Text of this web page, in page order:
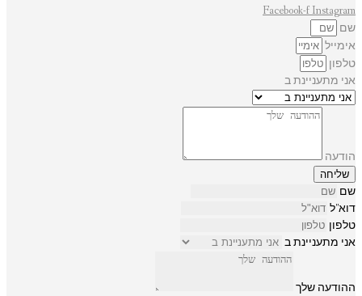
Facebook-f Instagram
שם
אימייל
טלפון
אני מתעניינת ב
הודעה
שליחה
שם
דוא"ל
טלפון
אני מתעניינת ב
ההודעה שלך